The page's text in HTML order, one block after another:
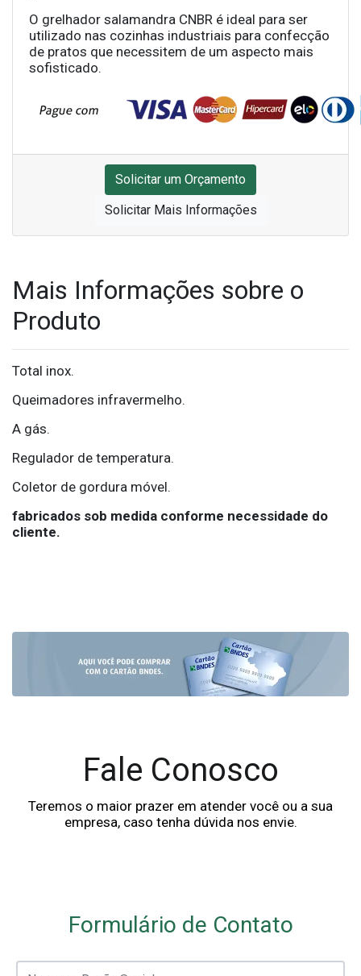
O grelhador salamandra CNBR é ideal para ser
utilizado nas cozinhas industriais para confecção
de pratos que necessitem de um aspecto mais
sofisticado.
Solicitar um Orçamento
Solicitar Mais Informações
Mais Informações sobre o
Produto
Total inox.
Queimadores infravermelho.
A gás.
Regulador de temperatura.
Coletor de gordura móvel.
fabricados sob medida conforme necessidade do
cliente.
Fale Conosco
Teremos o maior prazer em atender você ou a sua
empresa, caso tenha dúvida nos envie.
Formulário de Contato